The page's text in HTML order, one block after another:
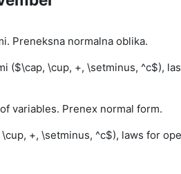
Preneksna normalna oblika.
($\cap, \cup, +, \setminus, ^c$),
variables. Prenex normal form.
+, \setminus, ^c$), laws for